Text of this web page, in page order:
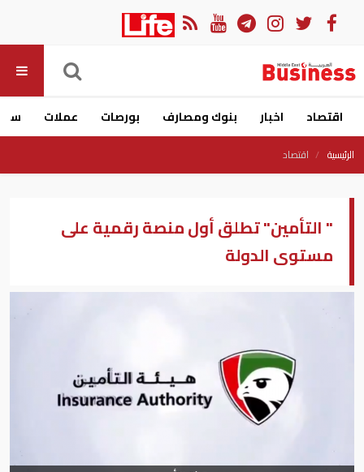
اقتصاد اخبار بنوك ومصارف بورصات عملات
الرئيسية اقتصاد
" التأمين" تطلق أول منصة رقمية على
مستوى الدولة